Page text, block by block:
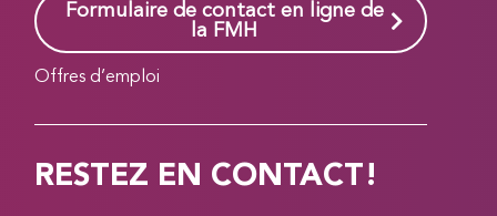
Formulaire de contact en ligne de
la FMH
Offres d’emploi
RESTEZ EN CONTACT!